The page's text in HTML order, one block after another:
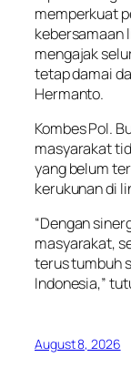
memperkuat
kebersamaan
mengajak
tetap damai
Hermanto.
Kombes Pol.
masyarakat
yang belum
kerukunan di
“Dengan
masyarakat,
terus tumbuh
Indonesia,”
August 8, 2026